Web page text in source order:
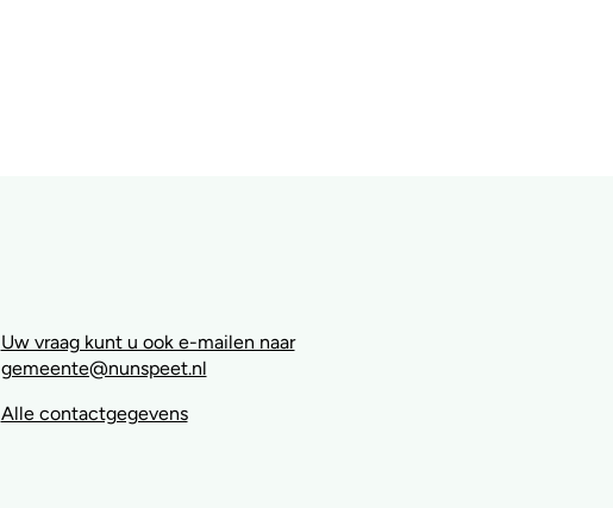
Uw vraag kunt u ook e-mailen naar
gemeente@nunspeet.nl
Alle contactgegevens